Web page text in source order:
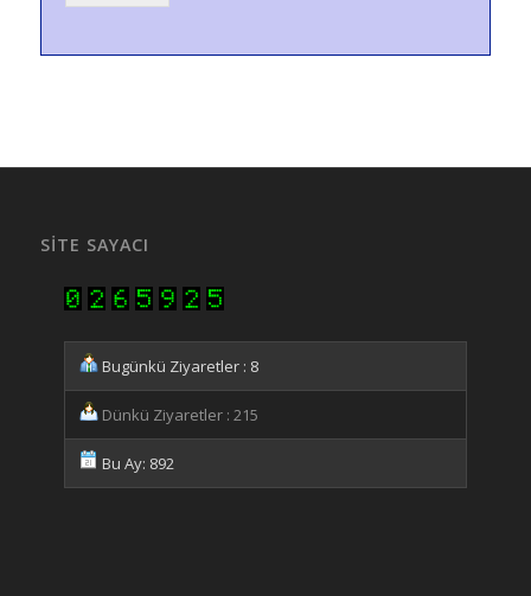
SITE SAYACI
Bugünkü Ziyaretler : 8
Dünkü Ziyaretler : 215
Bu Ay: 892